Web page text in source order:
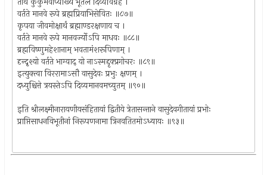
वर्तते मानवे रूपे ब्रह्मप्रियाभिसेवितः ॥८७॥
कृपया जीवमोक्षार्थं ब्रह्माण्डरक्षणाय च ।
वर्तते मानवे रूपे मानवर्ज्योऽपि माधवः ॥८८॥
ब्रह्मविष्णुमहेशानाम् भवतामंशरूपिणाम् ।
दृन्दृश्यो वर्तते भाग्याद् यो नाऽस्मद्दृक्प्रगोचरः ॥८९॥
इत्युक्त्वा विररामाऽसौ वासुदेवः प्रभुः क्षणम् ।
दध्युश्चित्ते त्रयस्तेऽपि दिव्यमानवमच्युतम् ॥९०॥
इति श्रीलक्ष्मीनारायणीयसंहितायां द्वितीये त्रेतासन्ताने वासुदेवगीतायां प्रभोः
प्राप्तिसाधनविभूतीनां निरूपणनामा त्रिनवतितमोऽध्यायः ॥९३॥